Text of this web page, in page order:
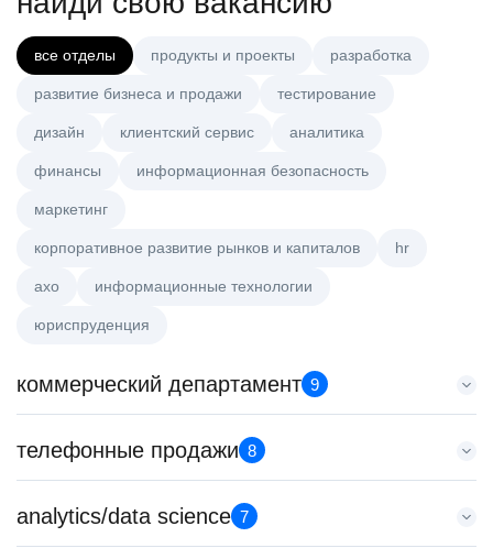
все отделы продукты и проекты разработка
развитие бизнеса и продажи тестирование
дизайн клиентский сервис аналитика
финансы информационная безопасность
маркетинг
корпоративное развитие рынков и капиталов hr
axo информационные технологии
юриспруденция
коммерческий департамент 9
Аналитик данных (направление Enterprise продаж)
HeadHunter::Коммерческий департамент
з/п не указана
телефонные продажи 8
Старший специалист телемаркетинга
HeadHunter::Телефонные продажи
analytics/data science 7